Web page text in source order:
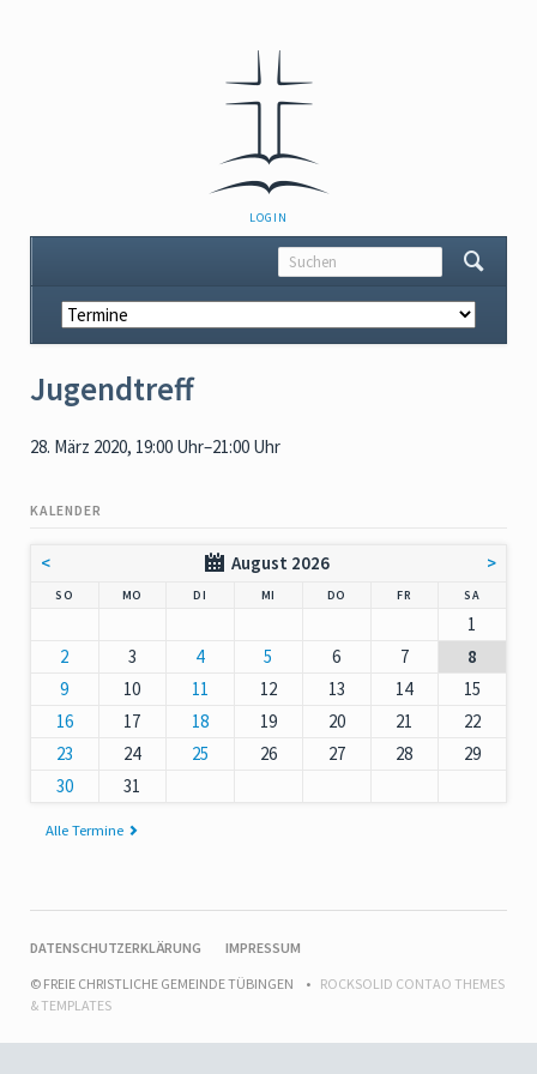
NAVIGATION
ÜBERSPRINGEN
LOGIN
Navigation
überspringen
Jugendtreff
28. März 2020, 19:00 Uhr–21:00 Uhr
KALENDER
< August 2026 >
SO MO DI MI DO NNERSTAG
FR SAMSTAG
1
2
3 4 5 6 7
8
9
10 11 12 13 14
15
16
17 18 19 20 21
22
23
24 25 26 27 28
29
30
31
Alle Termine
NAVIGATION
DATENSCHUTZERKLÄRUNG
IMPRESSUM
© FREIE CHRISTLICHE GEMEINDE TÜBINGEN
ROCKSOLID CONTAO THEMES
& TEMPLATES